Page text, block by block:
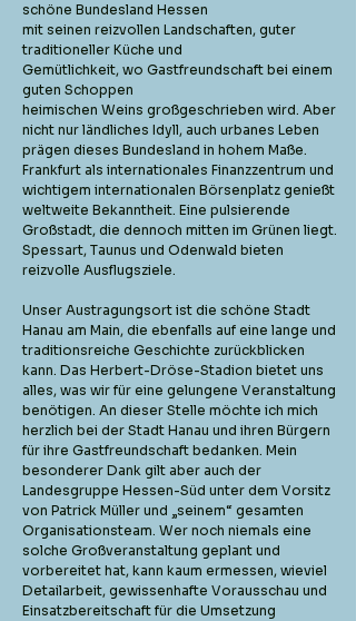
schöne Bundesland Hessen
mit seinen reizvollen Landschaften, guter
traditioneller Küche und
Gemütlichkeit, wo Gastfreundschaft bei einem
guten Schoppen
heimischen Weins großgeschrieben wird. Aber
nicht nur ländliches Idyll, auch urbanes Leben
prägen dieses Bundesland in hohem Maße.
Frankfurt als internationales Finanzzentrum und
wichtigem internationalen Börsenplatz genießt
weltweite Bekanntheit. Eine pulsierende
Großstadt, die dennoch mitten im Grünen liegt.
Spessart, Taunus und Odenwald bieten
reizvolle Ausflugsziele.
Unser Austragungsort ist die schöne Stadt
Hanau am Main, die ebenfalls auf eine lange und
traditionsreiche Geschichte zurückblicken
kann. Das Herbert-Dröse-Stadion bietet uns
alles, was wir für eine gelungene Veranstaltung
benötigen. An dieser Stelle möchte ich mich
herzlich bei der Stadt Hanau und ihren Bürgern
für ihre Gastfreundschaft bedanken. Mein
besonderer Dank gilt aber auch der
Landesgruppe Hessen-Süd unter dem Vorsitz
von Patrick Müller und „seinem“ gesamten
Organisationsteam. Wer noch niemals eine
solche Großveranstaltung geplant und
vorbereitet hat, kann kaum ermessen, wieviel
Detailarbeit, gewissenhafte Vorausschau und
Einsatzbereitschaft für die Umsetzung